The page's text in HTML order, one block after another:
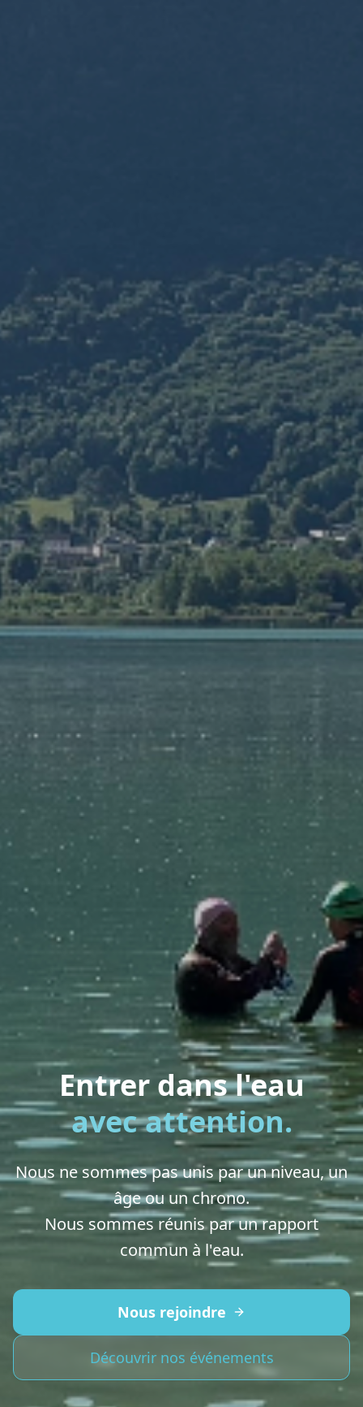
Entrer dans l'eau
avec attention.
Nous ne sommes pas unis par un niveau, un
âge ou un chrono.
Nous sommes réunis par un rapport
commun à l'eau.
Nous rejoindre
Découvrir nos événements